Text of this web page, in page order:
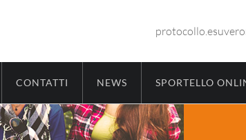
CONTATTI NEWS SPORTELLO